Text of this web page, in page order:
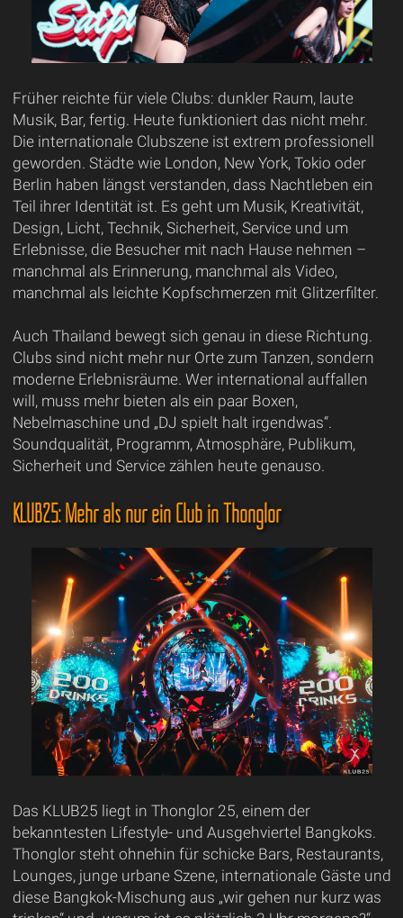
Früher reichte für viele Clubs: dunkler Raum, laute
Musik, Bar, fertig. Heute funktioniert das nicht mehr.
Die internationale Clubszene ist extrem professionell
geworden. Städte wie London, New York, Tokio oder
Berlin haben längst verstanden, dass Nachtleben ein
Teil ihrer Identität ist. Es geht um Musik, Kreativität,
Design, Licht, Technik, Sicherheit, Service und um
Erlebnisse, die Besucher mit nach Hause nehmen –
manchmal als Erinnerung, manchmal als Video,
manchmal als leichte Kopfschmerzen mit Glitzerfilter.
Auch Thailand bewegt sich genau in diese Richtung.
Clubs sind nicht mehr nur Orte zum Tanzen, sondern
moderne Erlebnisräume. Wer international auffallen
will, muss mehr bieten als ein paar Boxen,
Nebelmaschine und „DJ spielt halt irgendwas“.
Soundqualität, Programm, Atmosphäre, Publikum,
Sicherheit und Service zählen heute genauso.
KLUB25: Mehr als nur ein Club in Thonglor
Das KLUB25 liegt in Thonglor 25, einem der
bekanntesten Lifestyle- und Ausgehviertel Bangkoks.
Thonglor steht ohnehin für schicke Bars, Restaurants,
Lounges, junge urbane Szene, internationale Gäste und
diese Bangkok-Mischung aus „wir gehen nur kurz was